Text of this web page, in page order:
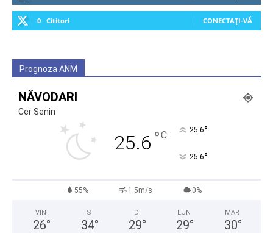
0 Cititori CONECTAȚI-VĂ
Prognoza ANM
NĂVODARI
Cer Senin
25.6 °C 25.6°
25.6°
55% 1.5m/s 0%
VIN
26°
S
34°
D
29°
LUN
29°
MAR
30°